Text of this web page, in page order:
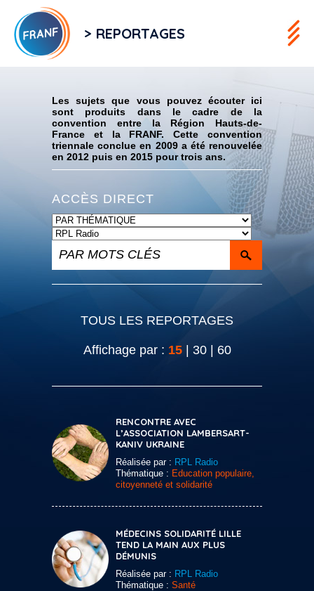
> REPORTAGES
Les sujets que vous pouvez écouter ici
sont produits dans le cadre de la
convention entre la Région Hauts-de-
France et la FRANF. Cette convention
triennale conclue en 2009 a été renouvelée
en 2012 puis en 2015 pour trois ans.
ACCÈS DIRECT
TOUS LES REPORTAGES
Affichage par : 15| 30| 60
RENCONTRE AVEC
L’ASSOCIATION LAMBERSART-
KANIV UKRAINE
Réalisée par : RPL Radio
Thématique : Education populaire,
citoyenneté et solidarité
MÉDECINS SOLIDARITÉ LILLE
TEND LA MAIN AUX PLUS
DÉMUNIS
Réalisée par : RPL Radio
Thématique : Santé